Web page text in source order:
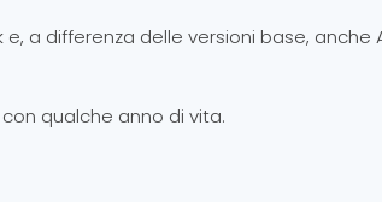
e, a differenza delle versioni base, anche
qualche anno di vita.